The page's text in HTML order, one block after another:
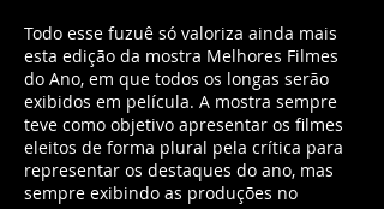
Todo esse fuzuê só valoriza ainda mais
esta edição da mostra Melhores Filmes
do Ano, em que todos os longas serão
exibidos em película. A mostra sempre
teve como objetivo apresentar os filmes
eleitos de forma plural pela crítica para
representar os destaques do ano, mas
sempre exibindo as produções no